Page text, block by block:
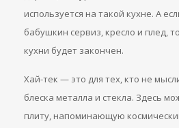
используется на такой кухне. А
бабушкин сервиз, кресло и плед,
кухни будет закончен.
Хай-тек — это для тех, кто не
блеска металла и стекла. Здесь
плиту, напоминающую